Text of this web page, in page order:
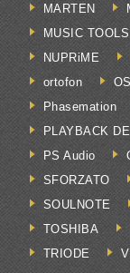
MARTEN
MUSIC TOOLS
NUPRiME
ortofon
Phasemation
PLAYBACK
PS Audio
SFORZATO
SOULNOTE
TOSHIBA
TRIODE